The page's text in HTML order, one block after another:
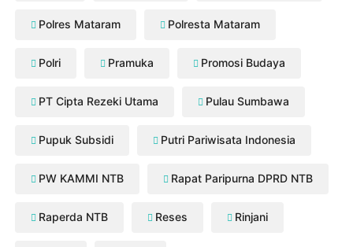
Polres Mataram Polresta Mataram
Polri Pramuka Promosi Budaya
PT Cipta Rezeki Utama Pulau Sumbawa
Pupuk Subsidi Putri Pariwisata Indonesia
PW KAMMI NTB Rapat Paripurna DPRD NTB
Raperda NTB Reses Rinjani